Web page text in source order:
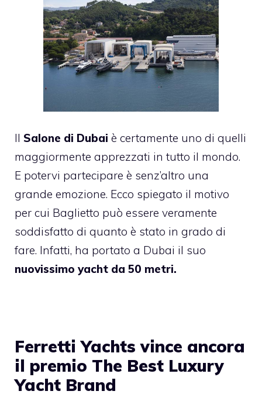
Il Salone di Dubai è certamente uno di quelli
maggiormente apprezzati in tutto il mondo.
E potervi partecipare è senz’altro una
grande emozione. Ecco spiegato il motivo
per cui Baglietto può essere veramente
soddisfatto di quanto è stato in grado di
fare. Infatti, ha portato a Dubai il suo
nuovissimo yacht da 50 metri.
Ferretti Yachts vince ancora
il premio The Best Luxury
Yacht Brand